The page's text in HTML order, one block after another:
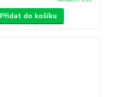
Přidat do košíku